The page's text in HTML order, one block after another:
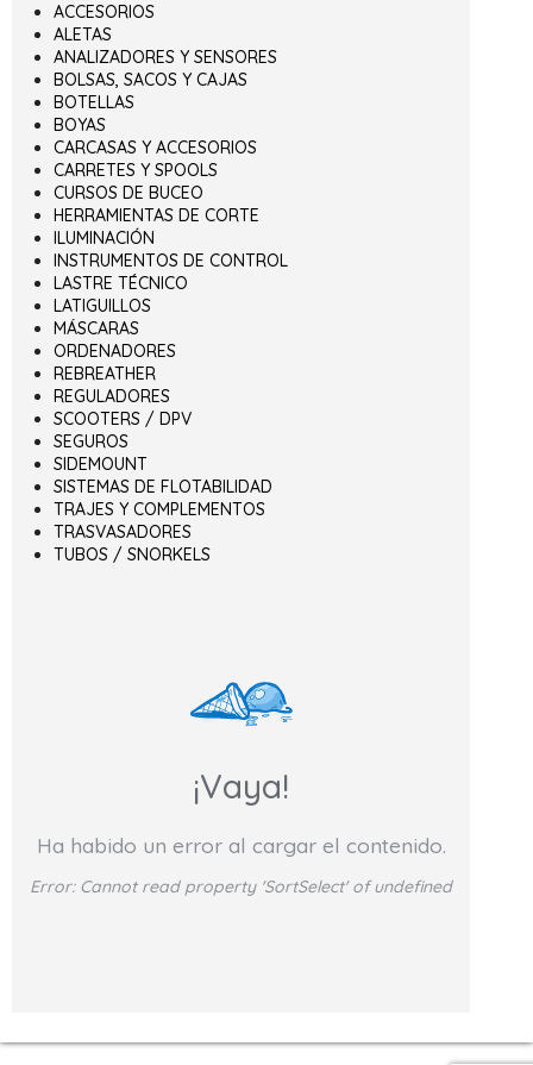
ACCESORIOS
ALETAS
ANALIZADORES Y SENSORES
BOLSAS, SACOS Y CAJAS
BOTELLAS
BOYAS
CARCASAS Y ACCESORIOS
CARRETES Y SPOOLS
CURSOS DE BUCEO
HERRAMIENTAS DE CORTE
ILUMINACIÓN
INSTRUMENTOS DE CONTROL
LASTRE TÉCNICO
LATIGUILLOS
MÁSCARAS
ORDENADORES
REBREATHER
REGULADORES
SCOOTERS / DPV
SEGUROS
SIDEMOUNT
SISTEMAS DE FLOTABILIDAD
TRAJES Y COMPLEMENTOS
TRASVASADORES
TUBOS / SNORKELS
¡Vaya!
Ha habido un error al cargar el contenido.
Error: Cannot read property 'SortSelect' of undefined